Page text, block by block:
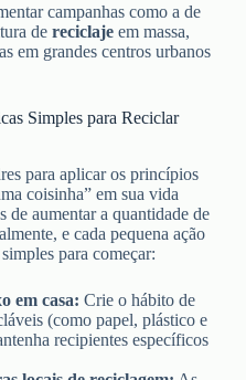
campanhas como a de
dereciclaje em massa,
em grandes centros urbanos
Simples para Reciclar
para aplicar os princípios
coisinha” em sua vida
de aumentar a quantidade de
e cada pequena ação
para começar:
em casa: Crie o hábito de
(como papel, plástico e
recipientes específicos